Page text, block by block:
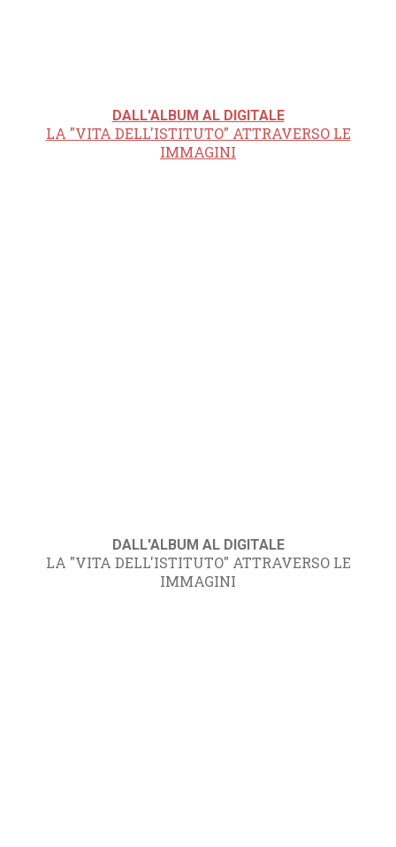
DALL'ALBUM AL DIGITALE
LA "VITA DELL'ISTITUTO" ATTRAVERSO LE
IMMAGINI
DALL'ALBUM AL DIGITALE
LA "VITA DELL'ISTITUTO" ATTRAVERSO LE
IMMAGINI